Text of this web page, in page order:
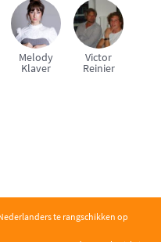
Melody
Klaver
Victor
Reinier
te rangschikken op